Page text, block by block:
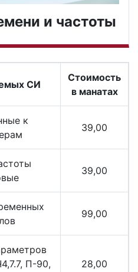
и частоты
СИ
Стоимость
в манатах
к
39,00
39,00
99,00
П-90,
28,00